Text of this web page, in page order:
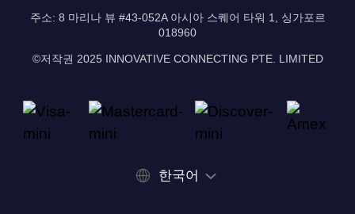
주소: 8 마리나 뷰 #43-052A 아시아 스퀘어 타워 1, 싱가포르
018960
©저작권 2025 INNOVATIVE CONNECTING PTE. LIMITED
한국어